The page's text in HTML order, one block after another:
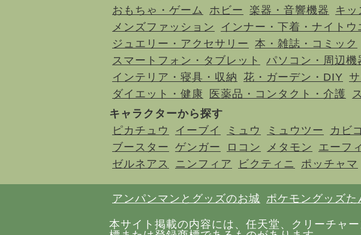
おもちゃ・ゲーム
ホビー 楽器・音響機器 キッ
メンズファッション
インナー・下着・ナイトウ
ジュエリー・アクセサリー 本・雑誌・コミック
スマートフォン・タブレット
パソコン・周辺機
インテリア・寝具・収納 花・ガーデン・DIY
ダイエット・健康
医薬品・コンタクト・介護
キャラクターから探す
ピカチュウ
イーブイ ミュウ ミュウツー カビ
ブースター ゲンガー ロコン メタモン エーフィ
ゼルネアス
ニンフィア ビクティニ ポッチャマ
アンパンマンとグッズのお城 ポケモングッズた
本サイト掲載の内容には、任天堂、クリーチャ